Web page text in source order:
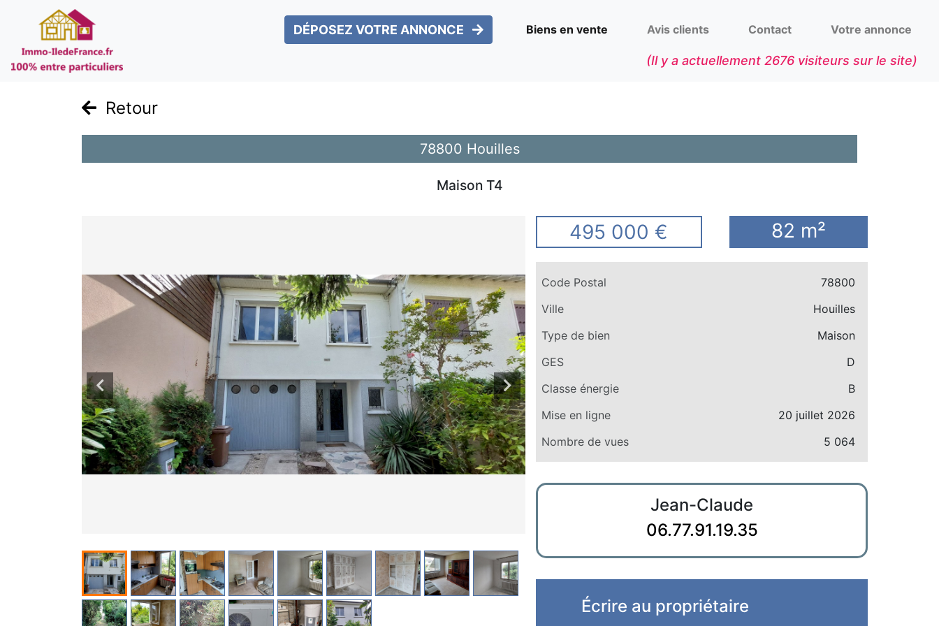
DÉPOSEZ VOTRE ANNONCE Biens en vente Avis clients Contact Votre annonce
(Il y a actuellement 2676 visiteurs sur le site)
Retour
78800 Houilles
Maison T4
495 000 € 82 m²
Code Postal
78800
Ville
Houilles
Type de bien
Maison
GES
D
Classe énergie
B
Mise en ligne
20 juillet 2026
Nombre de vues
5 064
Jean-Claude
06.77.91.19.35
Écrire au propriétaire